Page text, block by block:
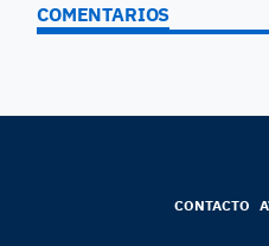
COMENTARIOS
CONTACTO